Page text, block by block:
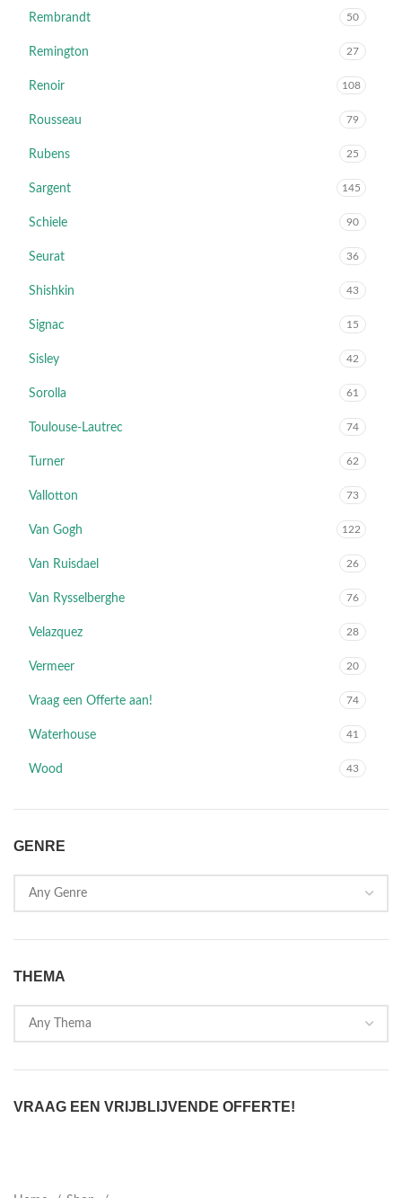
Rembrandt 50
Remington 27
Renoir 108
Rousseau 79
Rubens 25
Sargent 145
Schiele 90
Seurat 36
Shishkin 43
Signac 15
Sisley 42
Sorolla 61
Toulouse-Lautrec 74
Turner 62
Vallotton 73
Van Gogh 122
Van Ruisdael 26
Van Rysselberghe 76
Velazquez 28
Vermeer 20
Vraag een Offerte aan! 74
Waterhouse 41
Wood 43
GENRE
THEMA
VRAAG EEN VRIJBLIJVENDE OFFERTE!